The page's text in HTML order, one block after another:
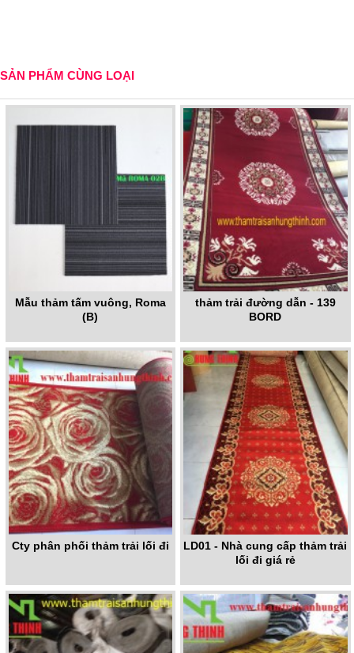
SẢN PHẨM CÙNG LOẠI
Mẫu thảm tấm vuông, Roma
(B)
thảm trải đường dẫn - 139
BORD
Cty phân phối thảm trải lối đi
LD01 - Nhà cung cấp thảm trải
lối đi giá rẻ